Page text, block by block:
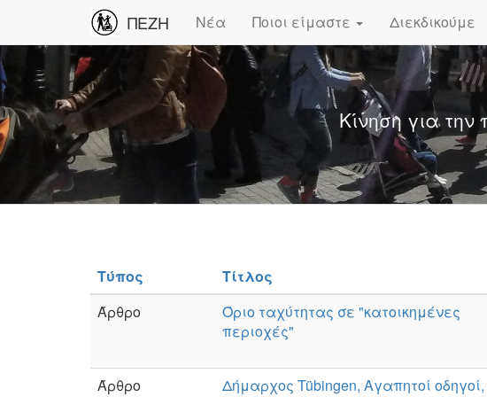
ΠΕΖΗ Νέα Ποιοι είμαστε Διεκδικούμε
Κίνηση για
Τύπος Τίτλος
Άρθρο
Όριο ταχύτητας σε "κατοικημένες
περιοχές"
Άρθρο
Δήμαρχος Tübingen, Αγαπητοί